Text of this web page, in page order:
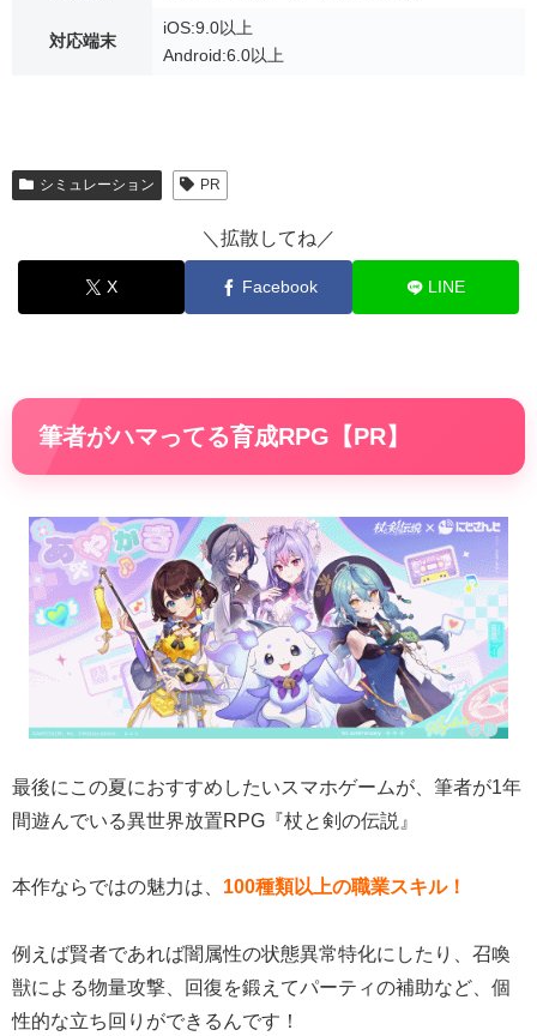
対応端末
iOS:9.0以上
Android:6.0以上
シミュレーション PR
＼拡散してね／
X Facebook LINE
筆者がハマってる育成RPG【PR】
最後にこの夏におすすめしたいスマホゲームが、筆者が1年
間遊んでいる異世界放置RPG『杖と剣の伝説』
本作ならではの魅力は、 100種類以上の職業スキル！
例えば賢者であれば闇属性の状態異常特化にしたり、召喚
獣による物量攻撃、回復を鍛えてパーティの補助など、個
性的な立ち回りができるんです！